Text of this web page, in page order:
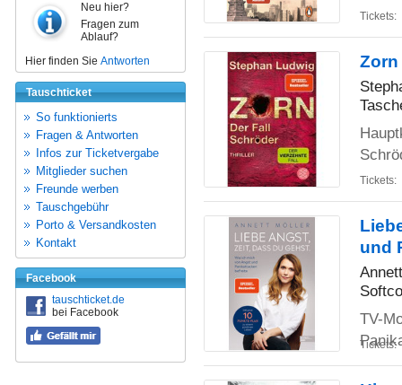
Neu hier?
Fragen zum
Ablauf?
Hier finden Sie Antworten
Tauschticket
So funktionierts
Fragen & Antworten
Infos zur Ticketvergabe
Mitglieder suchen
Freunde werben
Tauschgebühr
Porto & Versandkosten
Kontakt
Facebook
tauschticket.de
bei Facebook
Tickets:
Zorn
Tickets:
und
TV-
Tickets: